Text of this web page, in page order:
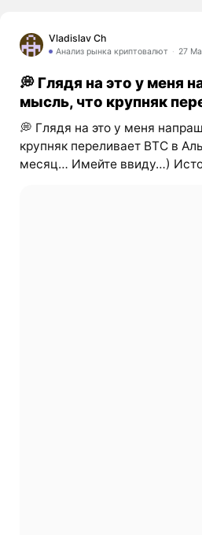
Vladislav Ch
Анализ рынка криптовалют 27
💭 Глядя на это у меня
мысль, что крупняк
💭 Глядя на это у меня
крупняк переливает BTC в
месяц… Имейте ввиду…)